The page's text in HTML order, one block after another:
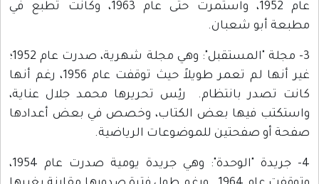
عام 1952، واستمرت حتى عام 1963، وكانت تطبع في
مطبعة أبو شعبان.
3- مجلة "المستقبل": وهي مجلة شهرية، صدرت عام 1952؛
غير أنها لم تعمر طويلاً حيث توقفت عام 1956، رغم أنها
كانت تصدر بانتظام. رئِس تحريرها محمد جلال عناية،
واستكتب فيها بعض الكتاب، وخصص في بعض أعدادها
صفحة أو صفحتين للموضوعات الرياضية.
4- جريدة "الوحدة": وهي جريدة يومية صدرت عام 1954،